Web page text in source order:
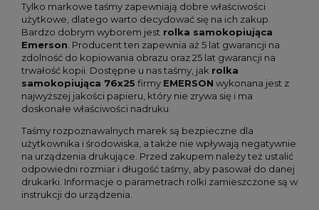
Tylko markowe taśmy zapewniają dobre właściwości
użytkowe, dlatego warto decydować się na ich zakup.
Bardzo dobrym wyborem jest rolka samokopiująca
Emerson. Producent ten zapewnia aż 5 lat gwarancji na
zdolność do kopiowania obrazu oraz 25 lat gwarancji na
trwałość kopii. Dostępne u nas taśmy, jak rolka
samokopiująca 76x25 firmy EMERSON wykonana jest z
najwyższej jakości papieru, który nie zrywa się i ma
doskonałe właściwości nadruku.
Taśmy rozpoznawalnych marek są bezpieczne dla
użytkownika i środowiska, a także nie wpływają negatywnie
na urządzenia drukujące. Przed zakupem należy też ustalić
odpowiedni rozmiar i długość taśmy, aby pasował do danej
drukarki. Informacje o parametrach rolki zamieszczone są w
instrukcji do urządzenia.